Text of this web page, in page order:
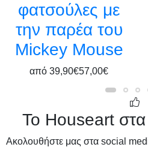
φατσούλες με
την παρέα του
Mickey Mouse
από 39,90€57,00€
Το Houseart
Ακολουθήστε μας στα social